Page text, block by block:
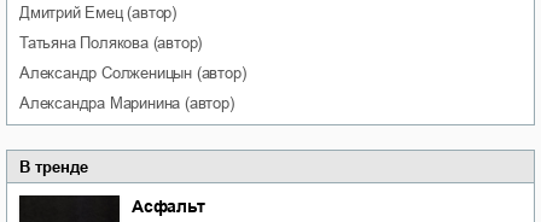
Дмитрий Емец(автор)
Татьяна Полякова(автор)
Александр Солженицын (автор)
Александра Маринина (автор)
В тренде
Асфальт